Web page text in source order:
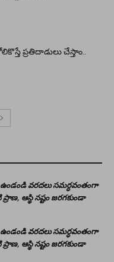
ప్రతిదాడులు చేస్తాం..
ఉండండి వరదలు సమర్ధవంతంగా
ఆస్థి నష్టం జరగకుండా
ఉండండి వరదలు సమర్ధవంతంగా
ఆస్థి నష్టం జరగకుండా